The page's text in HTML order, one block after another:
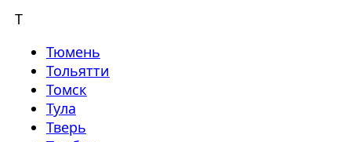
Т
Тюмень
Тольятти
Томск
Тула
Тверь